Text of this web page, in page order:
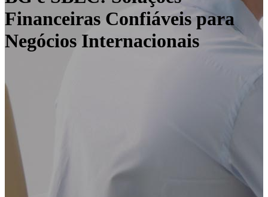
Financeiras Confiáveis para
Negócios Internacionais